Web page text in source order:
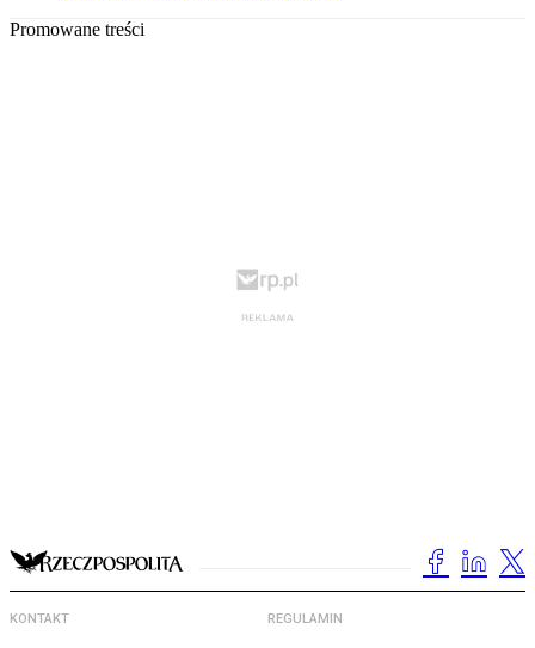
Promowane treści
KONTAKT REGULAMIN